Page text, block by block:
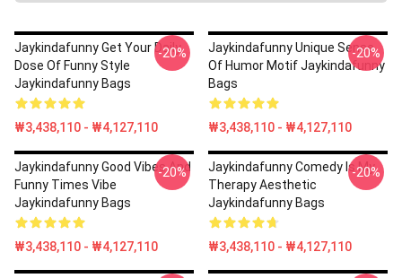
Jaykindafunny Get Your Daily
Dose Of Funny Style
Jaykindafunny Bags
₩3,438,110 - ₩4,127,110
-20%
Jaykindafunny Unique Sense
Of Humor Motif Jaykindafunny
Bags
₩3,438,110 - ₩4,127,110
-20%
Jaykindafunny Good Vibes And
Funny Times Vibe
Jaykindafunny Bags
₩3,438,110 - ₩4,127,110
-20%
Jaykindafunny Comedy Is My
Therapy Aesthetic
Jaykindafunny Bags
₩3,438,110 - ₩4,127,110
-20%